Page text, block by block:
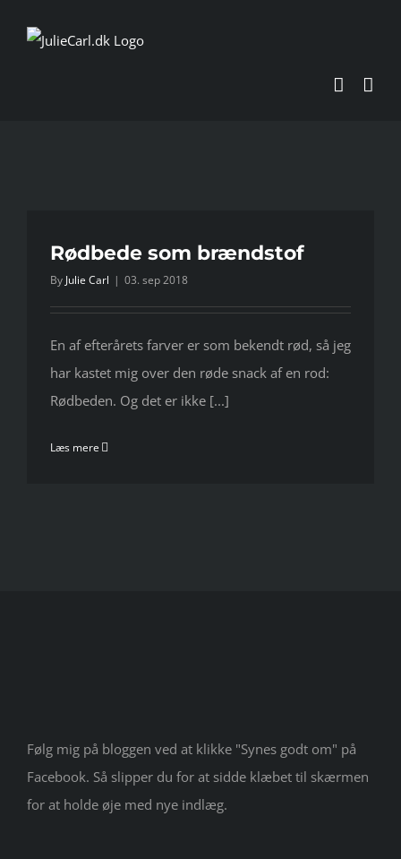
Rødbede som brændstof
By Julie Carl | 03. sep 2018
En af efterårets farver er som bekendt rød, så jeg
har kastet mig over den røde snack af en rod:
Rødbeden. Og det er ikke [...]
Læs mere
Følg mig på bloggen ved at klikke "Synes godt om" på
Facebook. Så slipper du for at sidde klæbet til skærmen
for at holde øje med nye indlæg.